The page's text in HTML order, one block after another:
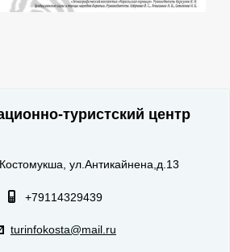
туристский центр
ул.Антикайнена,д.13
+79114329439
turinfokosta@mail.ru